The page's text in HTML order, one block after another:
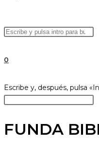
DE
LA
Buscar
esta
de
0
Buscar
en
web
Escribe y, después, pulsa
FUNDA